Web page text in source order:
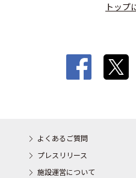
トップ
よくあるご質問
プレスリリース
施設運営について